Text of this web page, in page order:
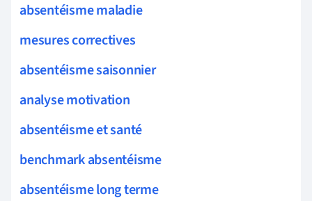
absentéisme maladie
mesures correctives
absentéisme saisonnier
analyse motivation
absentéisme et santé
benchmark absentéisme
absentéisme long terme